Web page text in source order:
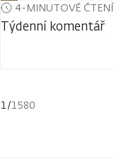
4-MINUTOVÉ ČTENÍ
Týdenní komentář
1/1580